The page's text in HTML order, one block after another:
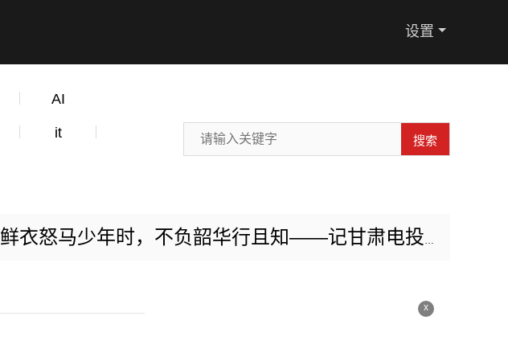
设置
AI
it 搜索
鲜衣怒马少年时，不负韶华行且知——记甘肃电投张掖电厂扩建项目部李特
x